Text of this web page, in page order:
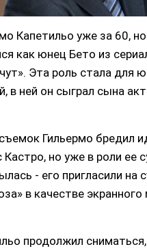
Капетильо уже за 60,
как юнец Бето из
Эта роль стала для
в ней он сыграл сына
Гильермо бредил
Кастро, но уже в роли ее
- его пригласили на
в качестве
продолжил